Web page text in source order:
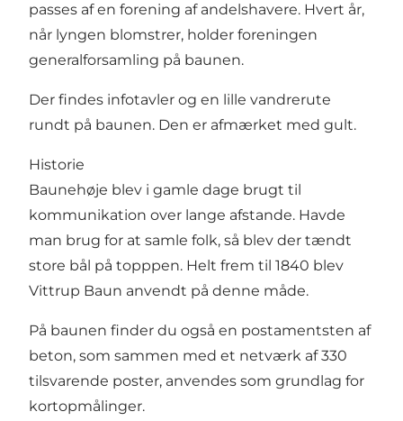
passes af en forening af andelshavere. Hvert år,
når lyngen blomstrer, holder foreningen
generalforsamling på baunen.
Der findes infotavler og en lille vandrerute
rundt på baunen. Den er afmærket med gult.
Historie
Baunehøje blev i gamle dage brugt til
kommunikation over lange afstande. Havde
man brug for at samle folk, så blev der tændt
store bål på topppen. Helt frem til 1840 blev
Vittrup Baun anvendt på denne måde.
På baunen finder du også en postamentsten af
beton, som sammen med et netværk af 330
tilsvarende poster, anvendes som grundlag for
kortopmålinger.